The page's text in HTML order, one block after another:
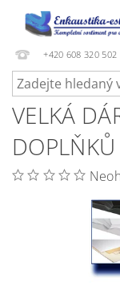
+420 608 320 502
VELKÁ